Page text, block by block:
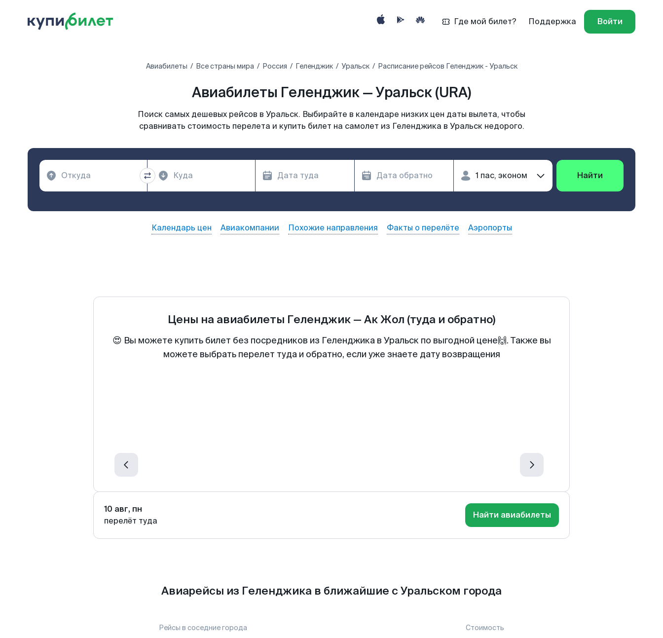
Где мой билет? Поддержка Войти
Авиабилеты Все страны мира Россия Геленджик Уральск Расписание рейсов Геленджик - Уральск
Авиабилеты Геленджик — Уральск (URA)
Поиск самых дешевых рейсов в Уральск. Выбирайте в календаре низких цен даты вылета, чтобы
сравнивать стоимость перелета и купить билет на самолет из Геленджика в Уральск недорого.
Найти
Календарь цен Авиакомпании Похожие направления Факты о перелёте Аэропорты
Цены на авиабилеты Геленджик — Ак Жол (туда и обратно)
😍 Вы можете купить билет без посредников из Геленджика в Уральск по выгодной цене🙌. Также вы
можете выбрать перелет туда и обратно, если уже знаете дату возвращения
10 авг, пн
перелёт туда
Найти авиабилеты
Авиарейсы из Геленджика в ближайшие с Уральском города
Рейсы в соседние города Стоимость